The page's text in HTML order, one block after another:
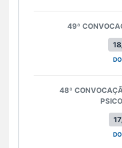
49ª
48ª